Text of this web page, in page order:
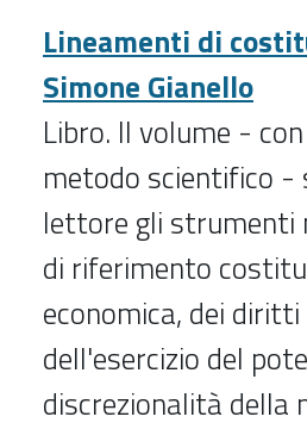
Lineamenti di
Simone Gianello
Libro. Il volume -
metodo scientifico -
lettore gli strumenti
di riferimento
economica, dei
dell'esercizio del
discrezionalità della